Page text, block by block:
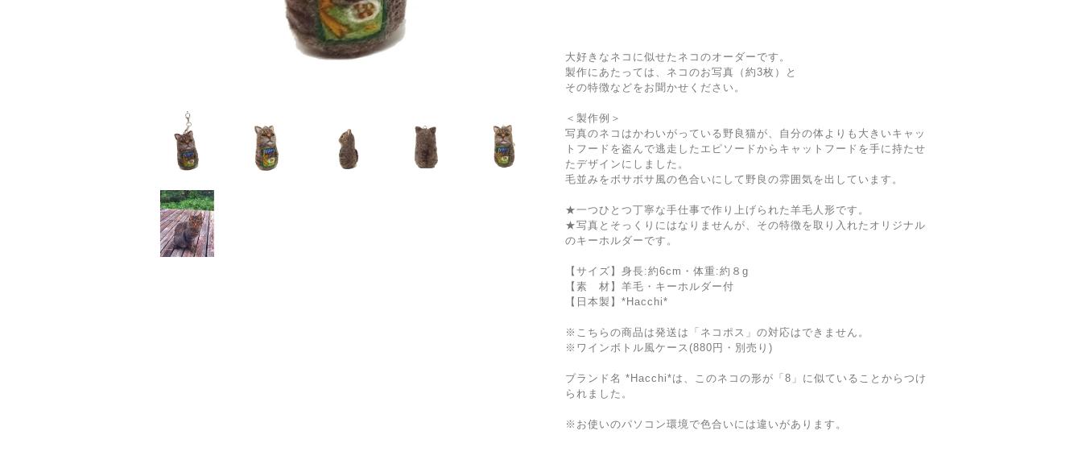
大好きなネコに似せたネコのオーダーです。
製作にあたっては、ネコのお写真（約3枚）と
その特徴などをお聞かせください。
＜製作例＞
写真のネコはかわいがっている野良猫が、自分の体よりも大きいキャッ
トフードを盗んで逃走したエピソードからキャットフードを手に持たせ
たデザインにしました。
毛並みをボサボサ風の色合いにして野良の雰囲気を出しています。
★一つひとつ丁寧な手仕事で作り上げられた羊毛人形です。
★写真とそっくりにはなりませんが、その特徴を取り入れたオリジナル
のキーホルダーです。
【サイズ】身長:約6cm・体重:約８g
【素 材】羊毛・キーホルダー付
【日本製】*Hacchi*
※こちらの商品は発送は「ネコポス」の対応はできません。
※ワインボトル風ケース(880円・別売り)
ブランド名 *Hacchi*は、このネコの形が「8」に似ていることからつけ
られました。
※お使いのパソコン環境で色合いには違いがあります。